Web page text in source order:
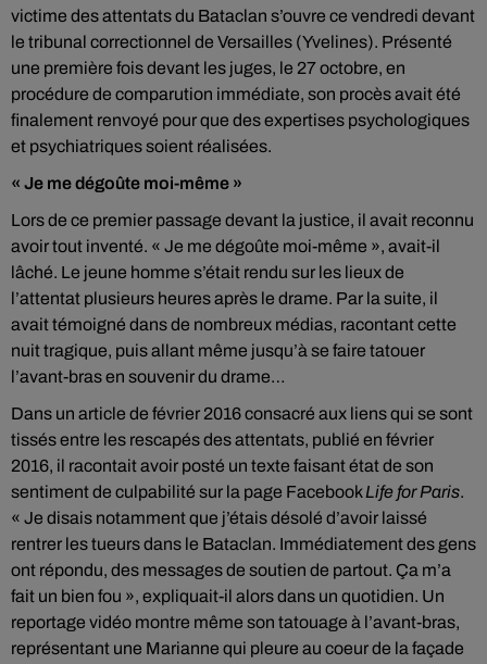
victime des attentats du Bataclan s’ouvre ce vendredi devant
le tribunal correctionnel de Versailles (Yvelines). Présenté
une première fois devant les juges, le 27 octobre, en
procédure de comparution immédiate, son procès avait été
finalement renvoyé pour que des expertises psychologiques
et psychiatriques soient réalisées.
« Je me dégoûte moi-même »
Lors de ce premier passage devant la justice, il avait reconnu
avoir tout inventé. « Je me dégoûte moi-même », avait-il
lâché. Le jeune homme s’était rendu sur les lieux de
l’attentat plusieurs heures après le drame. Par la suite, il
avait témoigné dans de nombreux médias, racontant cette
nuit tragique, puis allant même jusqu’à se faire tatouer
l’avant-bras en souvenir du drame…
Dans un article de février 2016 consacré aux liens qui se sont
tissés entre les rescapés des attentats, publié en février
2016, il racontait avoir posté un texte faisant état de son
sentiment de culpabilité sur la page FacebookLife for Paris.
« Je disais notamment que j’étais désolé d’avoir laissé
rentrer les tueurs dans le Bataclan. Immédiatement des gens
ont répondu, des messages de soutien de partout. Ça m’a
fait un bien fou », expliquait-il alors dans un quotidien. Un
reportage vidéo montre même son tatouage à l’avant-bras,
représentant une Marianne qui pleure au coeur de la façade